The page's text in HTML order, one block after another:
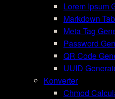
Lorem Ipsum
Markdown
Meta Tag
Password
QR Code
UUID
Konverter
Chmod